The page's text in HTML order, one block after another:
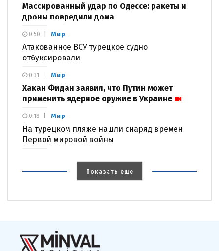
Массированный удар по Одессе: ракеты и
дроны повредили дома
Мир
Атакованное ВСУ турецкое судно
отбуксировали
0:50
Мир
Хакан Фидан заявил, что Путин может
применить ядерное оружие в Украине
0:31
Мир
На турецком пляже нашли снаряд времен
Первой мировой войны
0:18
Показать еще